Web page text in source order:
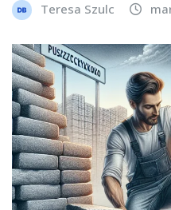
Teresa Szulc